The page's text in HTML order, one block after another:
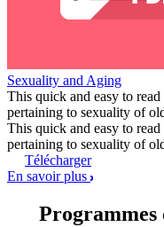
Sexuality and Aging
This quick and easy to read
pertaining to sexuality of
This quick and easy to read
pertaining to sexuality of
Télécharger
En savoir plus
Programmes